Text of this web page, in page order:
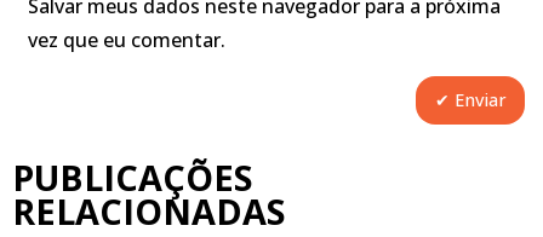
Salvar meus dados neste navegador para a próxima
vez que eu comentar.
PUBLICAÇÕES
RELACIONADAS